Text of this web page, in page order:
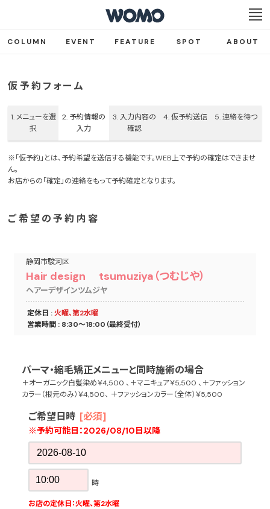
COLUMN EVENT FEATURE SPOT ABOUT
仮予約フォーム
1.メニューを選
択
2. 予約情報の
入力
3. 入力内容の
確認
4.仮予約送信 5. 連絡を待つ
※「仮予約」とは、予約希望を送信する機能です。WEB上で予約の確定はできませ
ん。
お店からの「確定」の連絡をもって予約確定となります。
ご希望の予約内容
静岡市駿河区
Hair design tsumuziya（つむじや）
ヘアーデザインツムジヤ
定休日 :火曜、第2水曜
営業時間 : 8:30〜18:00（最終受付）
パーマ・縮毛矯正メニューと同時施術の場合
＋オーガニック白髪染め￥4,500 、＋マニキュア￥5,500 、＋ファッション
カラー（根元のみ）￥4,500、 ＋ファッションカラー（全体）￥5,500
ご希望日時 [必須]
※予約可能日：2026/08/10日以降
時
お店の定休日：火曜、第2水曜